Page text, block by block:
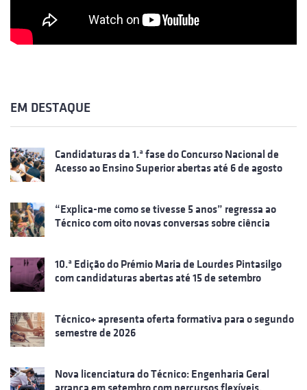
EM DESTAQUE
Candidaturas da 1.ª fase do Concurso Nacional de
Acesso ao Ensino Superior abertas até 6 de agosto
“Explica-me como se tivesse 5 anos” regressa ao
Técnico com oito novas conversas sobre ciência
10.ª Edição do Prémio Maria de Lourdes Pintasilgo
com candidaturas abertas até 15 de setembro
Técnico+ apresenta oferta formativa para o segundo
semestre de 2026
Nova licenciatura do Técnico: Engenharia Geral